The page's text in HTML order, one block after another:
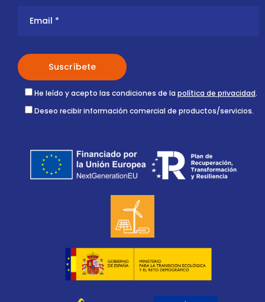
He leído y acepto las condiciones de la política de privacidad.
Deseo recibir información comercial de productos/servicios.